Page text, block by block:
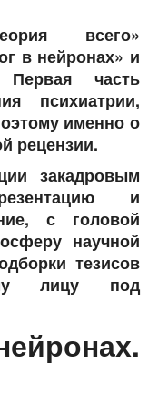
всего»
в нейронах» и
Первая часть
психиатрии,
именно о
рецензии.
закадровым
и
с головой
научной
тезисов
лицу под